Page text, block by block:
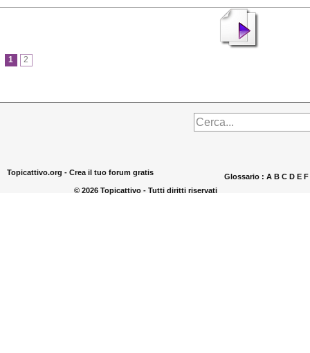
1 2
Topicattivo.org - Crea il tuo forum gratis Glossario : A B C D E F
© 2026 Topicattivo - Tutti diritti riservati